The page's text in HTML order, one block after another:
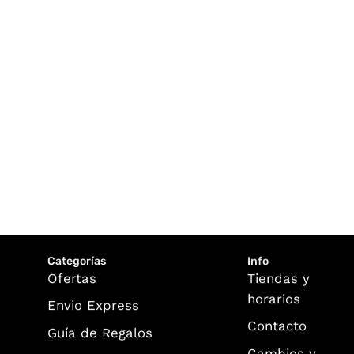
Categorías
Ofertas
Envio Express
Guía de Regalos
Info
Tiendas y
horarios
Contacto